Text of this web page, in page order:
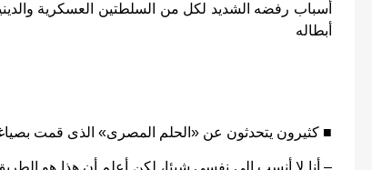
أسباب رفضه الشديد لكل من السلطتين العسكرية
أبطاله
■ كثيرون يتحدثون عن «الحلم المصرى» الذى قمت بصياغته فى كتابك
– أنا لا أنسب إلى نفسى شيئا، لكن أعلم أن هذا هو